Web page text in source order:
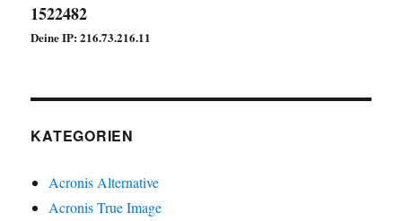
1522482
Deine IP: 216.73.216.11
KATEGORIEN
Acronis Alternative
Acronis True Image